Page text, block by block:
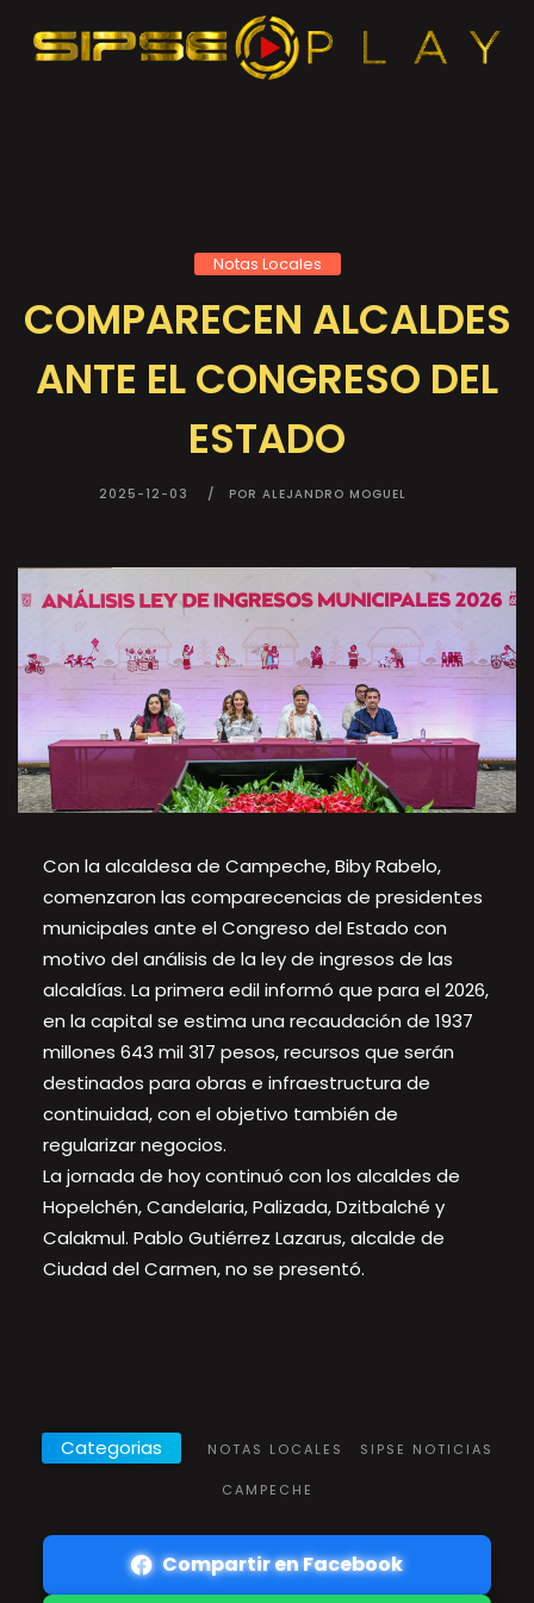
Notas Locales
COMPARECEN ALCALDES
ANTE EL CONGRESO DEL
ESTADO
2025-12-03 POR ALEJANDRO MOGUEL
Con la alcaldesa de Campeche, Biby Rabelo,
comenzaron las comparecencias de presidentes
municipales ante el Congreso del Estado con
motivo del análisis de la ley de ingresos de las
alcaldías. La primera edil informó que para el 2026,
en la capital se estima una recaudación de 1937
millones 643 mil 317 pesos, recursos que serán
destinados para obras e infraestructura de
continuidad, con el objetivo también de
regularizar negocios.
La jornada de hoy continuó con los alcaldes de
Hopelchén, Candelaria, Palizada, Dzitbalché y
Calakmul. Pablo Gutiérrez Lazarus, alcalde de
Ciudad del Carmen, no se presentó.
Categorias NOTAS LOCALES SIPSE NOTICIAS
CAMPECHE
Compartir en Facebook